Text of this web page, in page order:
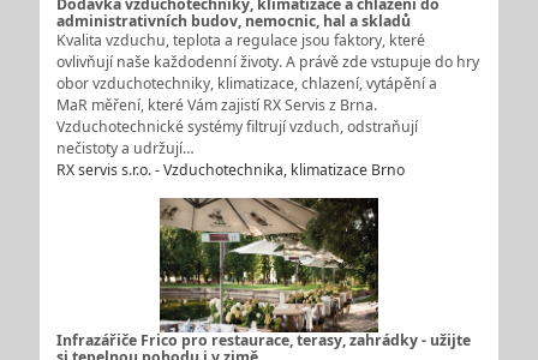
administrativních budov, nemocnic, hal a skladů
Kvalita vzduchu, teplota a regulace jsou faktory, které
ovlivňují naše každodenní životy. A právě zde vstupuje do hry
obor vzduchotechniky, klimatizace, chlazení, vytápění a
MaR měření, které Vám zajistí RX Servis z Brna.
Vzduchotechnické systémy filtrují vzduch, odstraňují
nečistoty a udržují…
RX servis s.r.o. - Vzduchotechnika, klimatizace Brno
Infrazářiče Frico pro restaurace, terasy, zahrádky - užijte